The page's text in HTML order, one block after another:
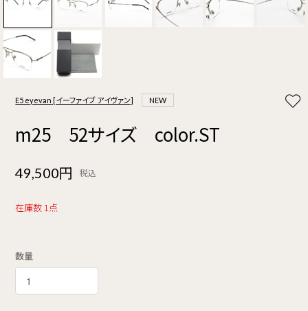
E5 eyevan [イーファイブ アイヴァン] NEW
m25 52サイズ color.ST
49,500円 税込
在庫数 1点
数量